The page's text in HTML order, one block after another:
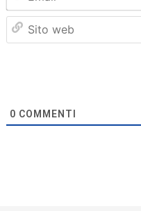
0 COMMENTI